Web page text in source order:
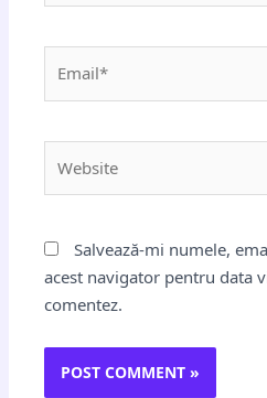
Salvează-mi numele,
acest navigator pentru data
comentez.